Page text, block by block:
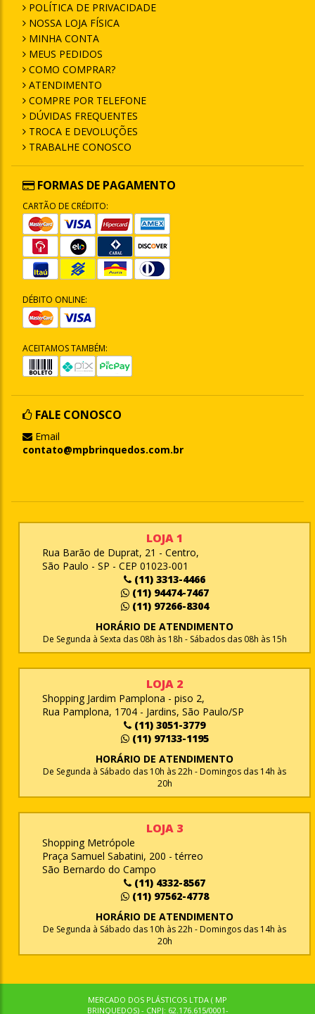
POLÍTICA DE PRIVACIDADE
NOSSA LOJA FÍSICA
MINHA CONTA
MEUS PEDIDOS
COMO COMPRAR?
ATENDIMENTO
COMPRE POR TELEFONE
DÚVIDAS FREQUENTES
TROCA E DEVOLUÇÕES
TRABALHE CONOSCO
FORMAS DE PAGAMENTO
CARTÃO DE CRÉDITO:
DÉBITO ONLINE:
ACEITAMOS TAMBÉM:
FALE CONOSCO
Email
contato@mpbrinquedos.com.br
LOJA 1
Rua Barão de Duprat, 21 - Centro,
São Paulo - SP - CEP 01023-001
(11) 3313-4466
(11) 94474-7467
(11) 97266-8304
HORÁRIO DE ATENDIMENTO
De Segunda à Sexta das 08h às 18h - Sábados das 08h às 15h
LOJA 2
Shopping Jardim Pamplona - piso 2,
Rua Pamplona, 1704 - Jardins, São Paulo/SP
(11) 3051-3779
(11) 97133-1195
HORÁRIO DE ATENDIMENTO
De Segunda à Sábado das 10h às 22h - Domingos das 14h às
20h
LOJA 3
Shopping Metrópole
Praça Samuel Sabatini, 200 - térreo
São Bernardo do Campo
(11) 4332-8567
(11) 97562-4778
HORÁRIO DE ATENDIMENTO
De Segunda à Sábado das 10h às 22h - Domingos das 14h às
20h
MERCADO DOS PLÁSTICOS LTDA ( MP
BRINQUEDOS) - CNPJ: 62.176.615/0001-